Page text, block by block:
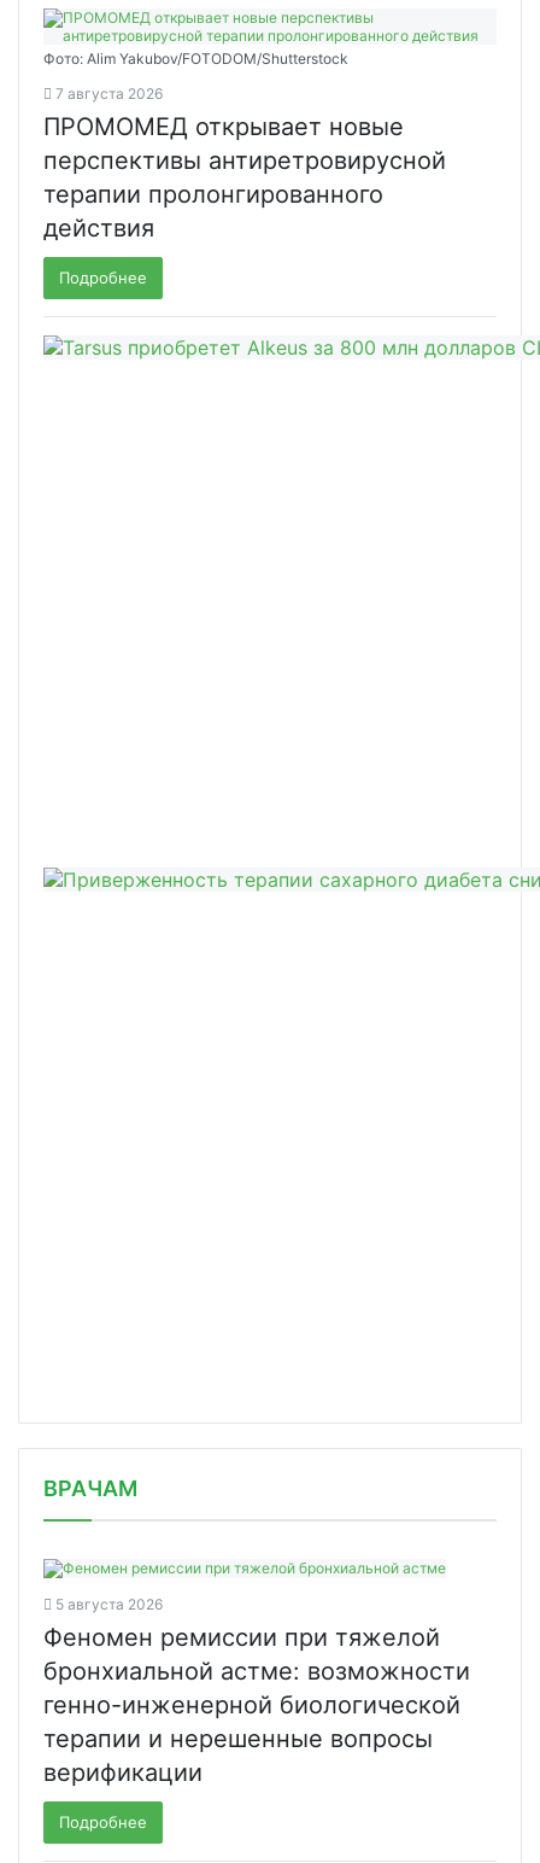
Фото: Alim Yakubov/FOTODOM/Shutterstock
7 августа 2026
ПРОМОМЕД открывает новые
перспективы антиретровирусной
терапии пролонгированного
действия
Подробнее
chislu-za/
ВРАЧАМ
5 августа 2026
Феномен ремиссии при тяжелой
бронхиальной астме: возможности
генно-инженерной биологической
терапии и нерешенные вопросы
верификации
Подробнее